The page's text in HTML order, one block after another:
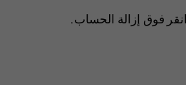
فوق إزالة الحساب.